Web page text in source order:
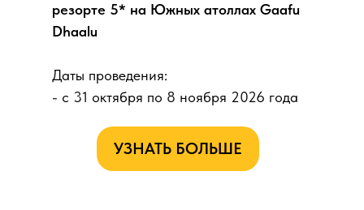
УЗНАТЬ БОЛЬШЕ
резорте 5* на Южных атоллах Gaafu
Dhaalu
Даты проведения:
- с 31 октября по 8 ноября 2026 года